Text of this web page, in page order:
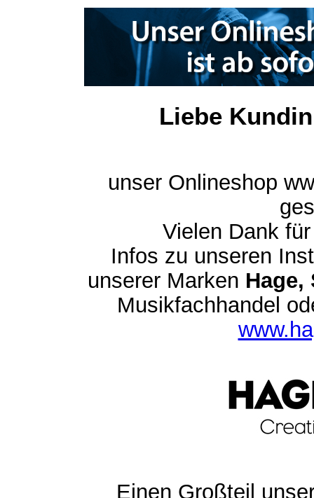
Liebe
unser Onlineshop
Vielen Dank
Infos zu unseren
unserer Marken Hage,
Musikfachhandel
Einen Großteil